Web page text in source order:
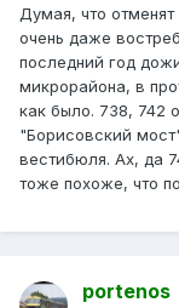
Думая, что отменят
очень даже
последний год
микрорайона, в
как было. 738, 742
"Борисовский
вестибюля. Ах, да
тоже похоже, что
portenos